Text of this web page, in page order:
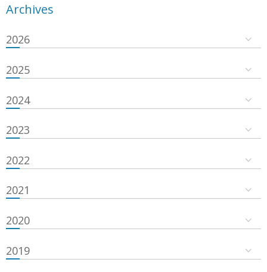
Archives
2026
2025
2024
2023
2022
2021
2020
2019